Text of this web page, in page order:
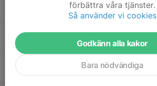
OBS ingen Tisdagsmat - tyvärr
Saik-stugan
Ons
förbättra våra tjänster.
Så använder vi cookies
Godkänn alla kakor
Bara nödvändiga